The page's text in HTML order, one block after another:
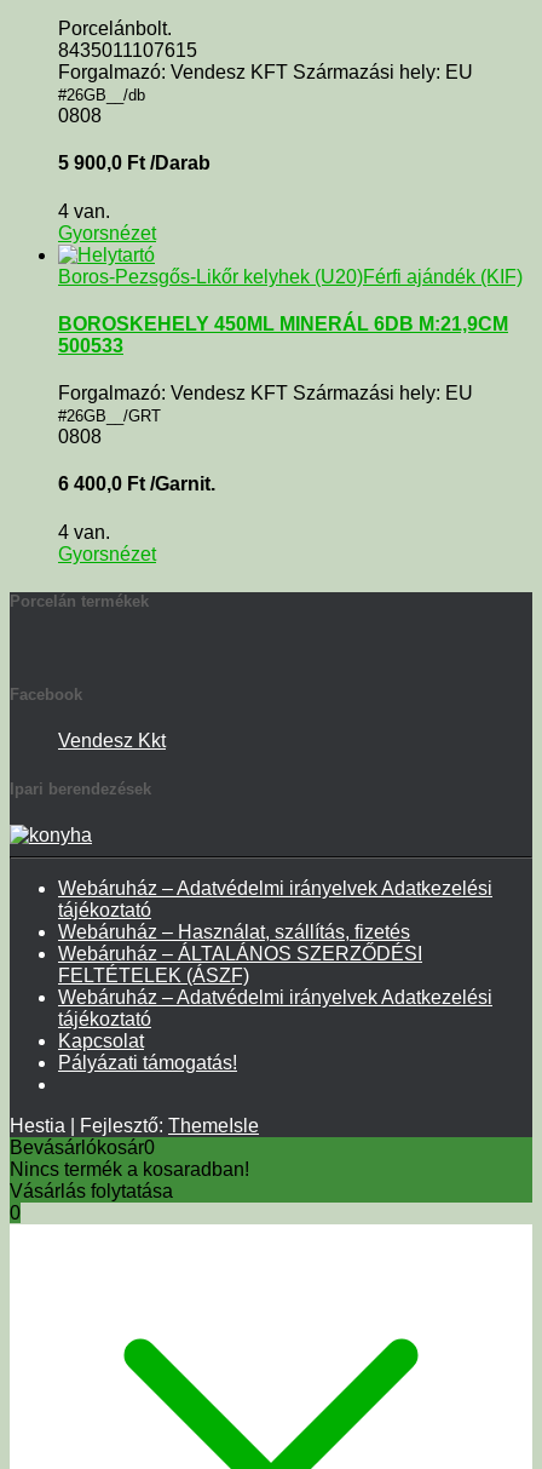
Porcelánbolt.
8435011107615
Forgalmazó: Vendesz KFT Származási hely: EU
#26GB__/db
0808
5 900,0 Ft /Darab
4 van.
Gyorsnézet
Boros-Pezsgős-Likőr kelyhek (U20)Férfi ajándék (KIF)
BOROSKEHELY 450ML MINERÁL 6DB M:21,9CM
500533
Forgalmazó: Vendesz KFT Származási hely: EU
#26GB__/GRT
0808
6 400,0 Ft /Garnit.
4 van.
Gyorsnézet
Porcelán termékek
Facebook
Vendesz Kkt
Ipari berendezések
Webáruház – Adatvédelmi irányelvek Adatkezelési
tájékoztató
Webáruház – Használat, szállítás, fizetés
Webáruház – ÁLTALÁNOS SZERZŐDÉSI
FELTÉTELEK (ÁSZF)
Webáruház – Adatvédelmi irányelvek Adatkezelési
tájékoztató
Kapcsolat
Pályázati támogatás!
Hestia | Fejlesztő: ThemeIsle
Bevásárlókosár0
Nincs termék a kosaradban!
Vásárlás folytatása
0